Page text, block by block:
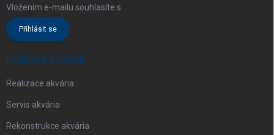
Vložením e-mailu souhlasíte s
Přihlásit se
NABÍDKA SLUŽEB
Realizace akvária
Servis akvária
Rekonstrukce akvária